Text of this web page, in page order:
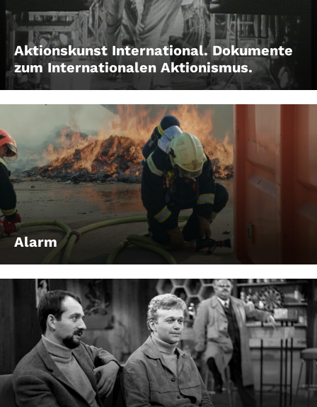
Aktionskunst International. Dokumente
zum Internationalen Aktionismus.
Alarm